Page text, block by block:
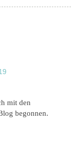
mit den
begonnen.